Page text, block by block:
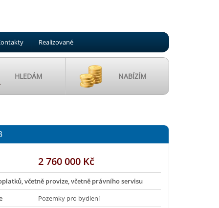
Realizované
HLEDÁM NABÍZÍM
2 760 000 Kč
včetně provize, včetně právního servisu
Pozemky pro bydlení